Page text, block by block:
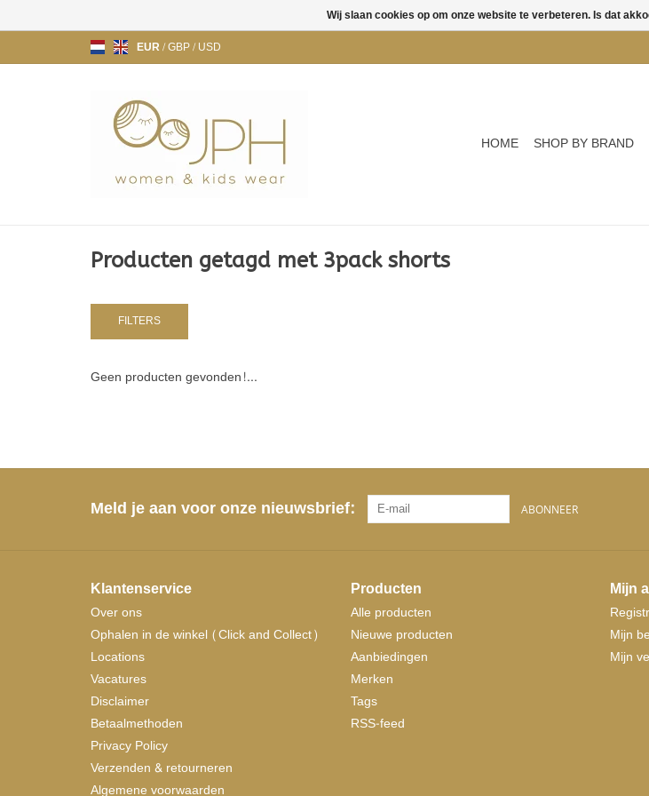
EUR/GBP/USD
HOME SHOP BY BRAND
Producten getagd met 3pack shorts
FILTERS
Geen producten gevonden!...
Meld je aan voor onze nieuwsbrief: ABONNEER
Klantenservice
Over ons
Ophalen in de winkel (Click and Collect)
Locations
Vacatures
Disclaimer
Betaalmethoden
Privacy Policy
Verzenden & retourneren
Algemene voorwaarden
Producten
Alle producten
Nieuwe producten
Aanbiedingen
Merken
Tags
RSS-feed
Mijn
Mijn
Mijn
Wij slaan cookies op om onze website te verbeteren. Is dat